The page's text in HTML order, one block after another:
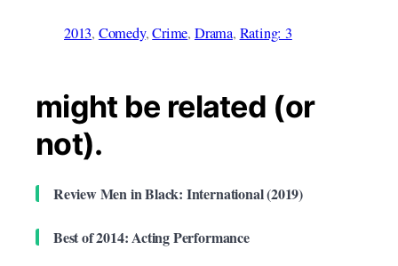
2013, Comedy, Crime, Drama, Rating: 3
might be related (or
not).
Review Men in Black: International (2019)
Best of 2014: Acting Performance